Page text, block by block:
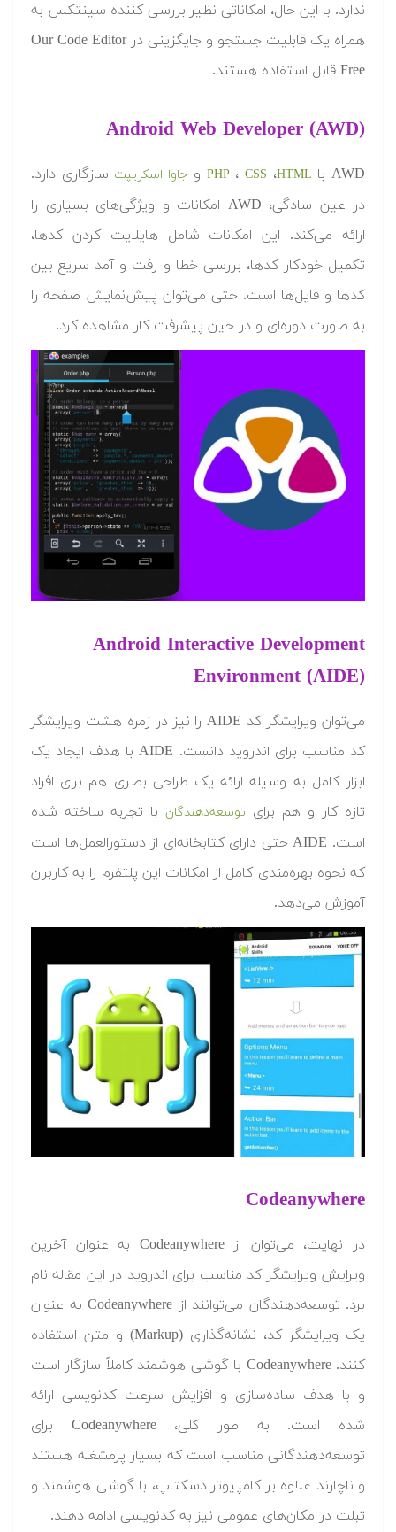
ندارد. با این حال، امکاناتی نظیر بررسی کننده سینتکس به
همراه یک قابلیت جستجو و جایگزینی در Our Code Editor
Free قابل استفاده هستند.
Android Web Developer (AWD)
AWD با PHP، CSS ،HTML و جاوا اسکریپت سازگاری دارد.
در عین سادگی، AWD امکانات و ویژگی‌های بسیاری را
ارائه می‌کند. این امکانات شامل هایلایت کردن کدها،
تکمیل خودکار کدها، بررسی خطا و رفت و آمد سریع بین
کدها و فایل‌ها است. حتی می‌توان پیش‌نمایش صفحه را
به صورت دوره‌ای و در حین پیشرفت کار مشاهده کرد.
Android Interactive Development
Environment (AIDE)
می‌توان ویرایشگر کد AIDE را نیز در زمره هشت ویرایشگر
کد مناسب برای اندروید دانست. AIDE با هدف ایجاد یک
ابزار کامل به وسیله ارائه یک طراحی بصری هم برای افراد
تازه کار و هم برای توسعه‌دهندگان با تجربه ساخته شده
است. AIDE حتی دارای کتابخانه‌ای از دستورالعمل‌ها است
که نحوه بهره‌مندی کامل از امکانات این پلتفرم را به کاربران
آموزش می‌دهد.
Codeanywhere
در نهایت، می‌توان از Codeanywhere به عنوان آخرین
ویرایش ویرایشگر کد مناسب برای اندروید در این مقاله نام
برد. توسعه‌دهندگان می‌توانند از Codeanywhere به عنوان
یک ویرایشگر کد، نشانه‌گذاری (Markup) و متن استفاده
کنند. Codeanywhere با گوشی هوشمند کاملاً سازگار است
و با هدف ساده‌سازی و افزایش سرعت کدنویسی ارائه
شده است. به طور کلی، Codeanywhere برای
توسعه‌دهندگانی مناسب است که بسیار پرمشغله هستند
و ناچارند علاوه بر کامپیوتر دسکتاپ، با گوشی هوشمند و
تبلت در مکان‌های عمومی نیز به کدنویسی ادامه دهند.